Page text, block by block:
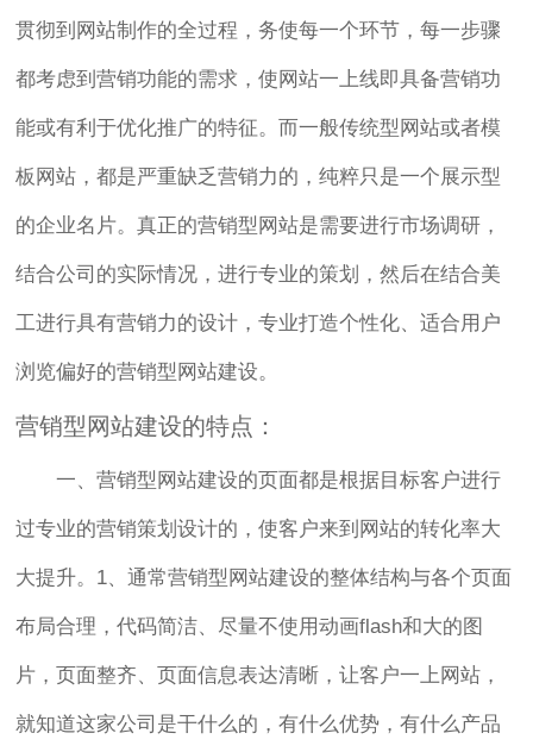
贯彻到网站制作的全过程，务使每一个环节，每一步骤
都考虑到营销功能的需求，使网站一上线即具备营销功
能或有利于优化推广的特征。而一般传统型网站或者模
板网站，都是严重缺乏营销力的，纯粹只是一个展示型
的企业名片。真正的营销型网站是需要进行市场调研，
结合公司的实际情况，进行专业的策划，然后在结合美
工进行具有营销力的设计，专业打造个性化、适合用户
浏览偏好的营销型网站建设。
营销型网站建设的特点：
一、营销型网站建设的页面都是根据目标客户进行
过专业的营销策划设计的，使客户来到网站的转化率大
大提升。1、通常营销型网站建设的整体结构与各个页面
布局合理，代码简洁、尽量不使用动画flash和大的图
片，页面整齐、页面信息表达清晰，让客户一上网站，
就知道这家公司是干什么的，有什么优势，有什么产品